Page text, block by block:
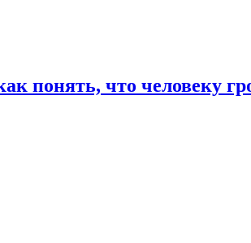
понять, что человеку